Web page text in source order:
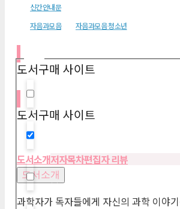
Hidden label
신간안내문
자음과모음
자음과모음 청소년
도서구매 사이트
도서구매 사이트
도서소개저자목차편집자 리뷰
도서소개
과학자가 독자들에게 자신의 과학 이야